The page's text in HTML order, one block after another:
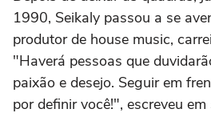
1990, Seikaly passou a se
produtor de house music,
"Haverá pessoas que
paixão e desejo. Seguir em
por definir você!", escreveu